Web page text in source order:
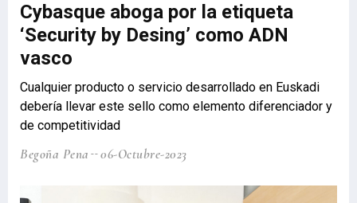
Cybasque aboga por la etiqueta
‘Security by Desing’ como ADN
vasco
Cualquier producto o servicio desarrollado en Euskadi
debería llevar este sello como elemento diferenciador y
de competitividad
Begoña Pena 06-Octubre-2023